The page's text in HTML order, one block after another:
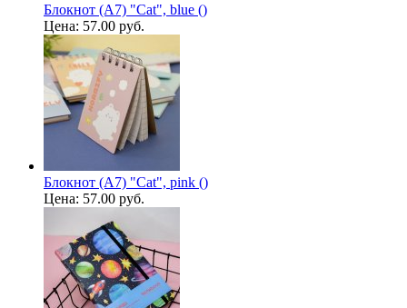
Блокнот (А7) "Cat", blue ()
Цена: 57.00 руб.
Блокнот (А7) "Cat", pink ()
Цена: 57.00 руб.